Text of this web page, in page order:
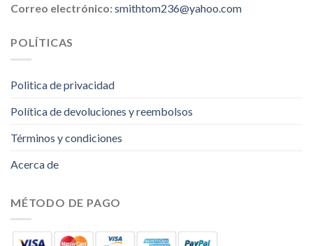
Correo electrónico:smithtom236@yahoo.com
POLÍTICAS
Politica de privacidad
Política de devoluciones y reembolsos
Términos y condiciones
Acerca de
MÉTODO DE PAGO